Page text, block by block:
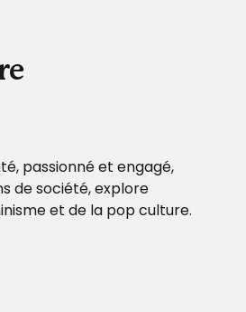
passionné et engagé,
de société, explore
et de la pop culture.